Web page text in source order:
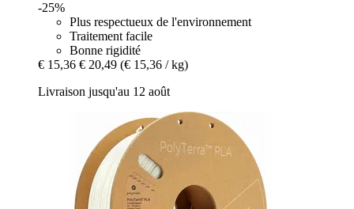
-25%
Plus respectueux de l'environnement
Traitement facile
Bonne rigidité
€ 15,36 € 20,49 (€ 15,36 / kg)
Livraison jusqu'au 12 août